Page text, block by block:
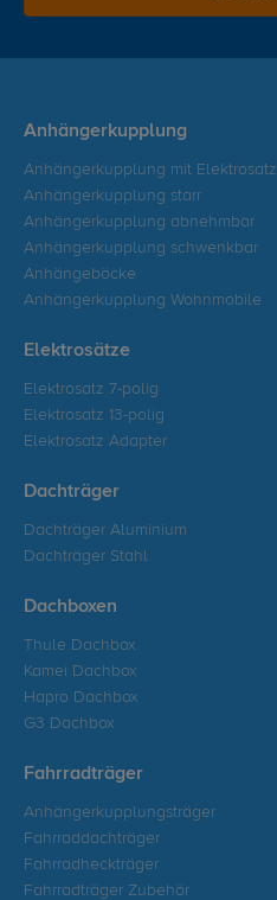
Anhängerkupplung
Anhängerkupplung mit Elektrosatz
Anhängerkupplung starr
Anhängerkupplung abnehmbar
Anhängerkupplung schwenkbar
Anhängeböcke
Anhängerkupplung Wohnmobile
Elektrosätze
Elektrosatz 7-polig
Elektrosatz 13-polig
Elektrosatz Adapter
Dachträger
Dachträger Aluminium
Dachträger Stahl
Dachboxen
Thule Dachbox
Kamei Dachbox
Hapro Dachbox
G3 Dachbox
Fahrradträger
Anhängerkupplungsträger
Fahrraddachträger
Fahrradheckträger
Fahrradträger Zubehör